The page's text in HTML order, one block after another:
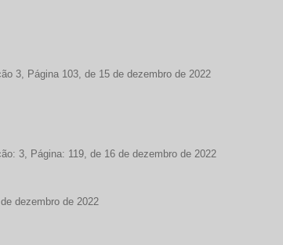
3, Página 103, de 15 de dezembro de 2022
3, Página: 119, de 16 de dezembro de 2022
dezembro de 2022